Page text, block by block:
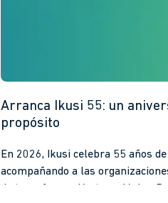
Arranca Ikusi 55: un
propósito
En 2026, Ikusi celebra 55 años
acompañando a las